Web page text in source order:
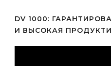
DV 1000:
И ВЫСОКАЯ